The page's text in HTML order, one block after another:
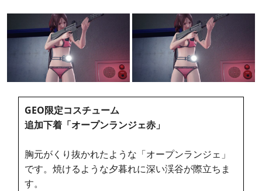
GEO限定コスチューム
追加下着「オープンランジェ赤」
胸元がくり抜かれたような「オープンランジェ」
です。焼けるような夕暮れに深い渓谷が際立ちま
す。